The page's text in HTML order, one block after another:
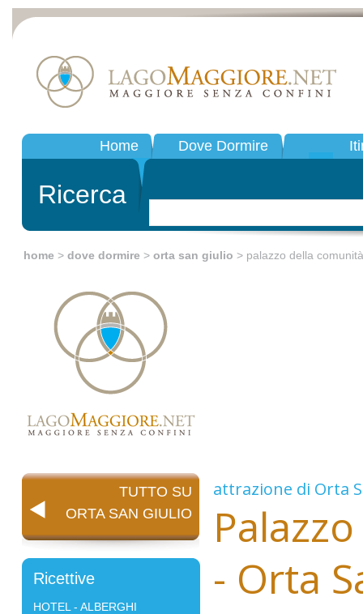
Home Dove Dormire
Ricerca
home > dove dormire > orta san giulio > palazzo della
TUTTO SU
ORTA SAN GIULIO
Ricettive
HOTEL - ALBERGHI
attrazione di Orta
- Orta